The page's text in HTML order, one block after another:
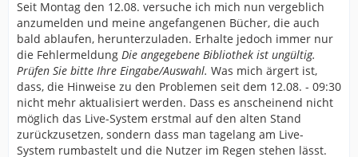
Seit Montag den 12.08. versuche ich mich nun vergeblich
anzumelden und meine angefangenen Bücher, die auch
bald ablaufen, herunterzuladen. Erhalte jedoch immer nur
die Fehlermeldung Die angegebene Bibliothek ist ungültig.
Prüfen Sie bitte Ihre Eingabe/Auswahl. Was mich ärgert ist,
dass, die Hinweise zu den Problemen seit dem 12.08. - 09:30
nicht mehr aktualisiert werden. Dass es anscheinend nicht
möglich das Live-System erstmal auf den alten Stand
zurückzusetzen, sondern dass man tagelang am Live-
System rumbastelt und die Nutzer im Regen stehen lässt.